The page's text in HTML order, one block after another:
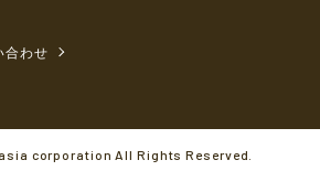
合わせ
corporation All Rights Reserved.